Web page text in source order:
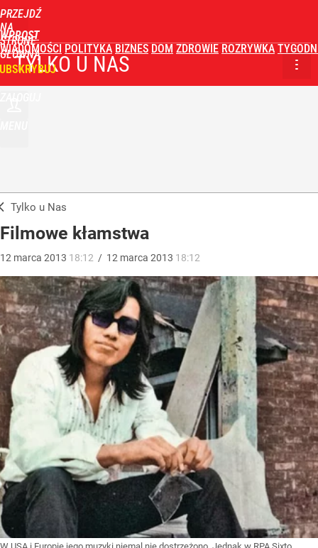
PRZEJDŹ
NA
STRONĘ
GŁÓWNĄ
WPROST
WIADOMOŚCI POLITYKA BIZNES DOM ZDROWIE ROZRYWKA
TYLKO U NAS
Tylko u Nas
Filmowe kłamstwa
12 marca 2013 18:12 / 12 marca 2013 18:12